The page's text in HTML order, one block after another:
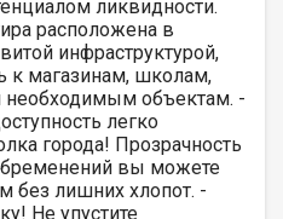
ликвидности.
расположена в
инфраструктурой,
к магазинам, школам,
необходимым объектам. -
легко
города! Прозрачность
вы можете
без лишних хлопот. -
Не упустите